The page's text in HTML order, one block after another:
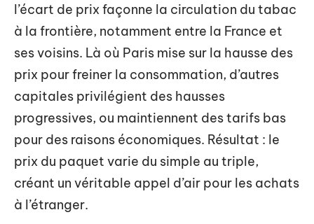
l’écart de prix façonne la circulation du tabac
à la frontière, notamment entre la France et
ses voisins. Là où Paris mise sur la hausse des
prix pour freiner la consommation, d’autres
capitales privilégient des hausses
progressives, ou maintiennent des tarifs bas
pour des raisons économiques. Résultat : le
prix du paquet varie du simple au triple,
créant un véritable appel d’air pour les achats
à l’étranger.